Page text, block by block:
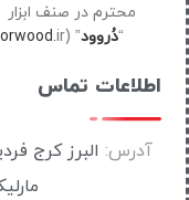
محترم در صنف
“دُروود” (ir) در خدمت گذاری آماده است.
اطلاعات تماس
آدرس: البرز کرج